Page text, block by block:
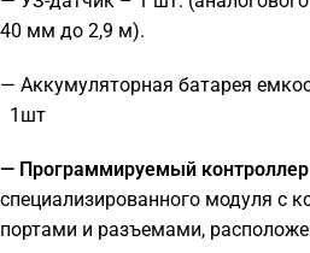
40 мм до 2,9 м).
— Аккумуляторная батарея
1шт
— Программируемый контроллер
специализированного модуля с
портами и разъемами,